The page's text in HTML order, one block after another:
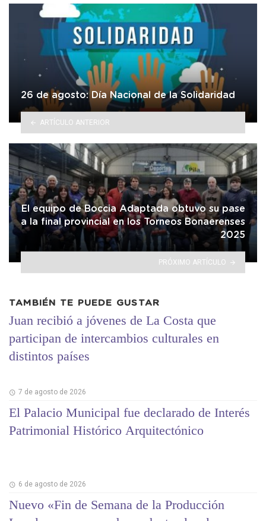
26 de agosto: Día Nacional de la Solidaridad
ARTÍCULO ANTERIOR
El equipo de Boccia Adaptada obtuvo su pase
a la final provincial en los Torneos Bonaerenses
2025
PRÓXIMO ARTÍCULO
TAMBIÉN TE PUEDE GUSTAR
Juan recibió a jóvenes de La Costa que
participan de intercambios culturales en
distintos países
7 de agosto de 2026
El Palacio Municipal fue declarado de Interés
Patrimonial Histórico Arquitectónico
6 de agosto de 2026
Nuevo «Fin de Semana de la Producción